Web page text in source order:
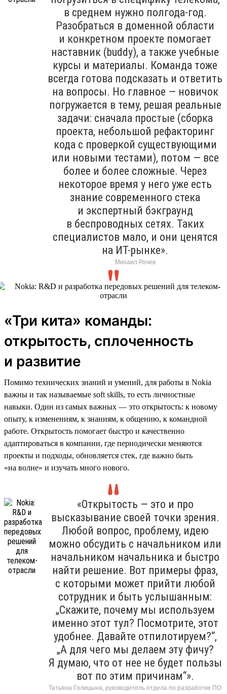
в среднем нужно полгода-год.
Разобраться в доменной области
и конкретном проекте помогает
наставник (buddy), а также учебные
курсы и материалы. Команда тоже
всегда готова подсказать и ответить
на вопросы. Но главное — новичок
погружается в тему, решая реальные
задачи: сначала простые (сборка
проекта, небольшой рефакторинг
кода с проверкой существующими
или новыми тестами), потом — все
более и более сложные. Через
некоторое время у него уже есть
знание современного стека
и экспертный бэкграунд
в беспроводных сетях. Таких
специалистов мало, и они ценятся
на ИТ-рынке».
Михаил Рочев
«Три кита» команды:
открытость, сплоченность
и развитие
Помимо технических знаний и умений, для работы в Nokia
важны и так называемые soft skills, то есть личностные
навыки. Один из самых важных — это открытость: к новому
опыту, к изменениям, к знаниям, к общению, к командной
работе. Открытость помогает быстро и качественно
адаптироваться в компании, где периодически меняются
проекты и подходы, обновляется стек, где важно быть
«на волне» и изучать много нового.
«Открытость — это и про
высказывание своей точки зрения.
Любой вопрос, проблему, идею
можно обсудить с начальником или
начальником начальника и быстро
найти решение. Вот примеры фраз,
с которыми может прийти любой
сотрудник и быть услышанным:
„Скажите, почему мы используем
именно этот тул? Посмотрите, этот
удобнее. Давайте отпилотируем?“,
„А для чего мы делаем эту фичу?
Я думаю, что от нее не будет пользы
вот по этим причинам“».
Татьяна Голицына, руководитель отдела по разработке ПО